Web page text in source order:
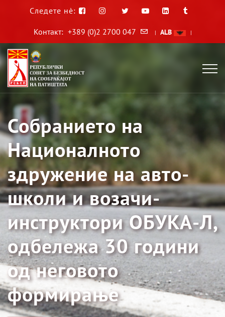
Следете нè:
Контакт: +389 (0)2 2700 047 | ALB |
Собранието на
Националното
здружение на авто-
школи и возачи-
инструктори ОБУКА-Л,
одбележа 30 години
од неговото
формирање